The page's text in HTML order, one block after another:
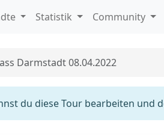
Statistik Community
Darmstadt 08.04.2022
du diese Tour bearbeiten und